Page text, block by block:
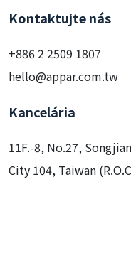
Kontaktujte nás
+886 2 2509 1807
hello@appar.com.tw
Kancelária
11F.-8, No.27,
City 104, Taiwan